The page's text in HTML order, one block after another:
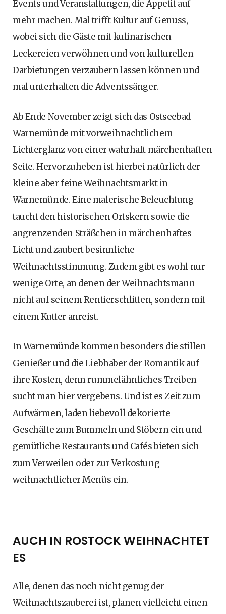
Events und Veranstaltungen, die Appetit auf
mehr machen. Mal trifft Kultur auf Genuss,
wobei sich die Gäste mit kulinarischen
Leckereien verwöhnen und von kulturellen
Darbietungen verzaubern lassen können und
mal unterhalten die Adventssänger.
Ab Ende November zeigt sich das Ostseebad
Warnemünde mit vorweihnachtlichem
Lichterglanz von einer wahrhaft märchenhaften
Seite. Hervorzuheben ist hierbei natürlich der
kleine aber feine Weihnachtsmarkt in
Warnemünde. Eine malerische Beleuchtung
taucht den historischen Ortskern sowie die
angrenzenden Sträßchen in märchenhaftes
Licht und zaubert besinnliche
Weihnachtsstimmung. Zudem gibt es wohl nur
wenige Orte, an denen der Weihnachtsmann
nicht auf seinem Rentierschlitten, sondern mit
einem Kutter anreist.
In Warnemünde kommen besonders die stillen
Genießer und die Liebhaber der Romantik auf
ihre Kosten, denn rummelähnliches Treiben
sucht man hier vergebens. Und ist es Zeit zum
Aufwärmen, laden liebevoll dekorierte
Geschäfte zum Bummeln und Stöbern ein und
gemütliche Restaurants und Cafés bieten sich
zum Verweilen oder zur Verkostung
weihnachtlicher Menüs ein.
AUCH IN ROSTOCK WEIHNACHTET
ES
Alle, denen das noch nicht genug der
Weihnachtszauberei ist, planen vielleicht einen